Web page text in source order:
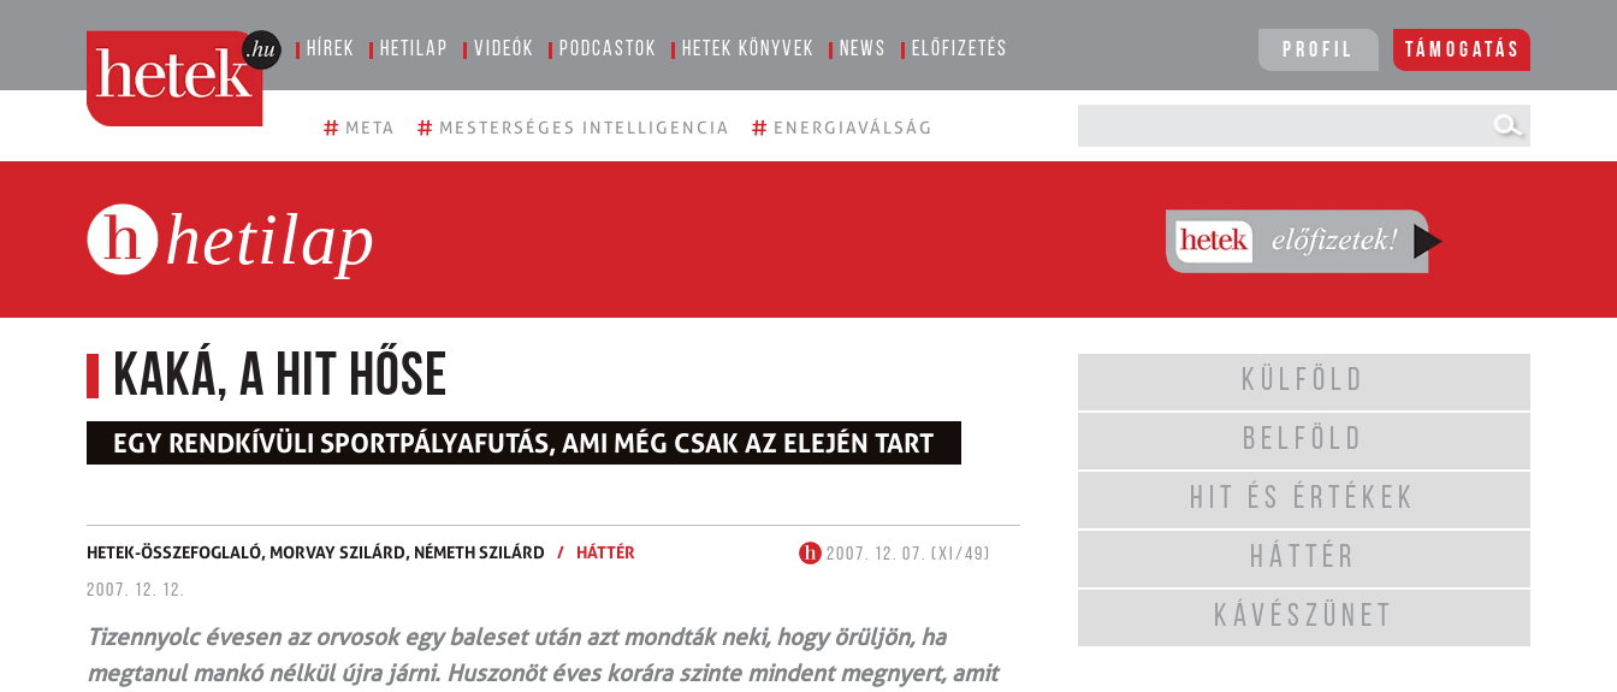
Hírek Hetilap Videók Podcastok Hetek könyvek News Előfizetés Profil Támogatás
# META # MESTERSÉGES INTELLIGENCIA # ENERGIAVÁLSÁG
hetilap
Kaká, a hit hőse
EGY RENDKÍVÜLI SPORTPÁLYAFUTÁS, AMI MÉG CSAK AZ ELEJÉN TART
HETEK-ÖSSZEFOGLALÓ, MORVAY SZILÁRD, NÉMETH SZILÁRD / HÁTTÉR
2007. 12. 07. (XI/49)
2007. 12. 12.
Tizennyolc évesen az orvosok egy baleset után azt mondták neki, hogy örüljön, ha
megtanul mankó nélkül újra járni. Huszonöt éves korára szinte mindent megnyert, amit
KÜLFÖLD
BELFÖLD
HIT ÉS ÉRTÉKEK
HÁTTÉR
KÁVÉSZÜNET